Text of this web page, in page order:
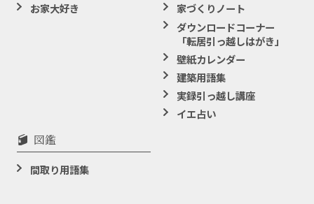
お家大好き
家づくりノート
ダウンロードコーナー
「転居引っ越しはがき」
壁紙カレンダー
建築用語集
実録引っ越し講座
イエ占い
図鑑
間取り用語集